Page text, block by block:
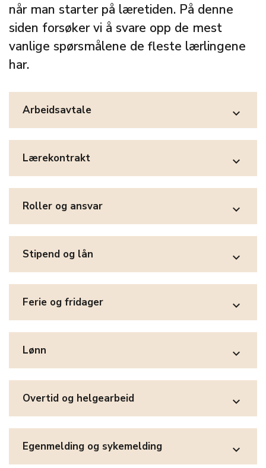
når man starter på læretiden. På denne
siden forsøker vi å svare opp de mest
vanlige spørsmålene de fleste lærlingene
har.
Arbeidsavtale expand_more
Lærekontrakt expand_more
Roller og ansvar expand_more
Stipend og lån expand_more
Ferie og fridager expand_more
Lønn expand_more
Overtid og helgearbeid expand_more
Egenmelding og sykemelding expand_more